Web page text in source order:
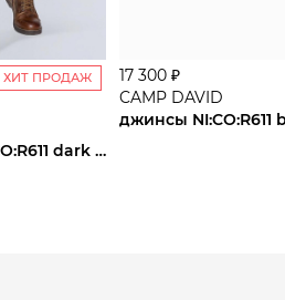
ХИТ ПРОДАЖ
джинсы NI:CO:R611 dark used
17 300 ₽
CAMP DAVID